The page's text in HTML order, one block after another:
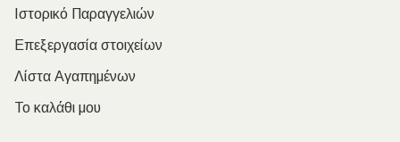
Ιστορικό Παραγγελιών
Επεξεργασία στοιχείων
Λίστα Αγαπημένων
Το καλάθι μου